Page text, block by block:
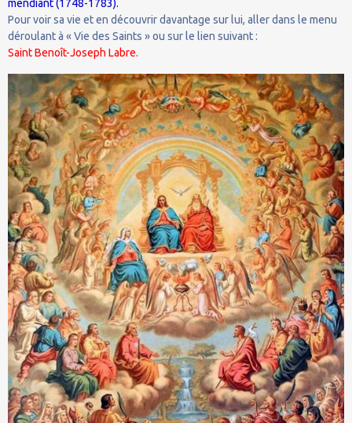
mendiant (1748-1783).
Pour voir sa vie et en découvrir davantage sur lui, aller dans le menu
déroulant à « Vie des Saints » ou sur le lien suivant :
Saint Benoît-Joseph Labre.